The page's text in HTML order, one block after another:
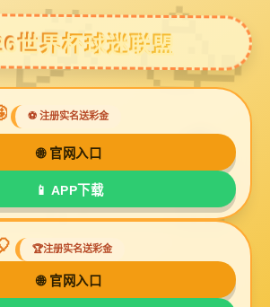
行业资讯 集团公告
重要信息公示